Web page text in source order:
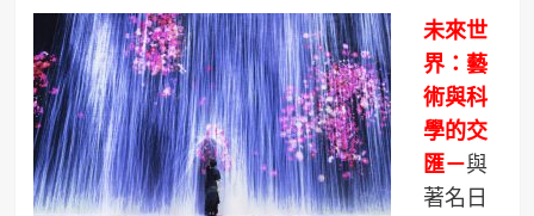
未來世
界：藝
術與科
學的交
匯－與
著名日